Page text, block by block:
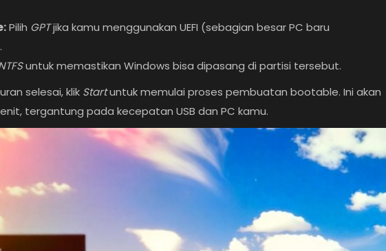
Pilih GPTjika kamu menggunakan UEFI (sebagian besar PC baru
untuk memastikan Windows bisa dipasang di partisi tersebut.
selesai, klik Startuntuk memulai proses pembuatan bootable. Ini akan
tergantung pada kecepatan USB dan PC kamu.